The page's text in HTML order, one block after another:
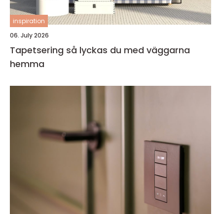
inspiration
06. July 2026
Tapetsering så lyckas du med väggarna
hemma